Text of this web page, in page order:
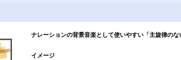
ナレーションの背景音楽として使いやすい「主旋律の
イメージ